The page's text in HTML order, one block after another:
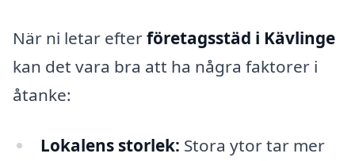
När ni letar efterföretagsstäd i Kävlinge
kan det vara bra att ha några faktorer i
åtanke:
Lokalens storlek: Stora ytor tar mer